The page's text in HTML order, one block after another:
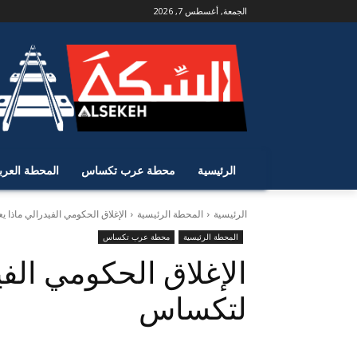
الجمعة, أغسطس 7, 2026
الرئيسية محطة عرب تكساس المحطة
الرئيسية المحطة الرئيسية الإغلاق الحكومي الفيدرالي
المحطة الرئيسية محطة عرب تكساس
الإغلاق الحكومي
لتكساس